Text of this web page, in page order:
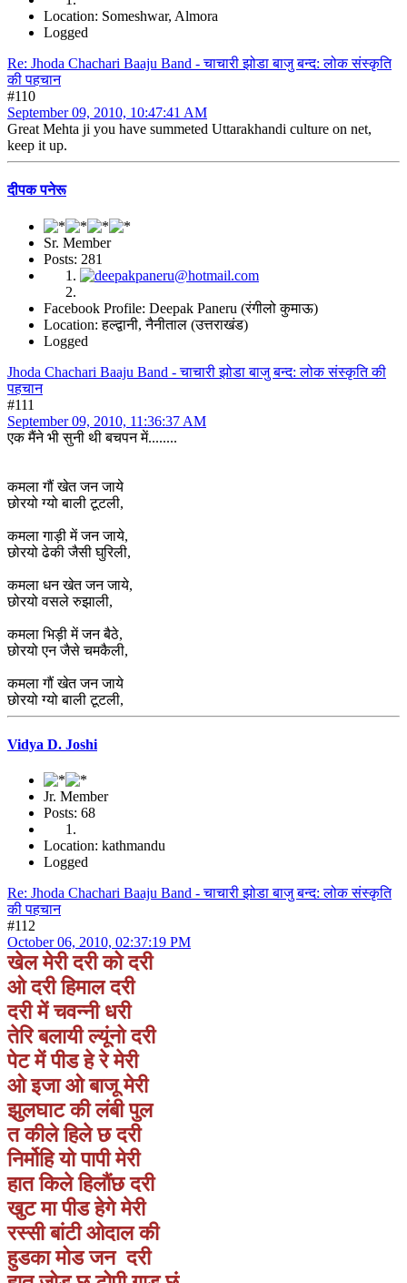
Location: Someshwar, Almora
Logged
Re: Jhoda Chachari Baaju Band - चाचारी झोडा बाजु बन्द: लोक संस्कृति
की पहचान
#110
September 09, 2010, 10:47:41 AM
Great Mehta ji you have summeted Uttarakhandi culture on net,
keep it up.
दीपक पनेरू
Sr. Member
Posts: 281
Facebook Profile: Deepak Paneru (रंगीलो कुमाऊ)
Location: हल्द्वानी, नैनीताल (उत्तराखंड)
Logged
Jhoda Chachari Baaju Band - चाचारी झोडा बाजु बन्द: लोक संस्कृति की
पहचान
#111
September 09, 2010, 11:36:37 AM
एक मैंने भी सुनी थी बचपन में........
कमला गौं खेत जन जाये
छोरयो ग्यो बाली टूटली,
कमला गाड़ी में जन जाये,
छोरयो ढेकी जैसी घुरिली,
कमला धन खेत जन जाये,
छोरयो वसले रुझाली,
कमला भिड़ी में जन बैठे,
छोरयो एन जैसे चमकैली,
कमला गौं खेत जन जाये
छोरयो ग्यो बाली टूटली,
Vidya D. Joshi
Jr. Member
Posts: 68
Location: kathmandu
Logged
Re: Jhoda Chachari Baaju Band - चाचारी झोडा बाजु बन्द: लोक संस्कृति
की पहचान
#112
October 06, 2010, 02:37:19 PM
खेल मेरी दरी को दरी
ओ दरी हिमाल दरी
दरी में चवन्नी धरी
तेरि बलायी ल्यूंनो दरी
पेट में पीड हे रे मेरी
ओ इजा ओ बाजू मेरी
झुलघाट की लंबी पुल
त कीले हिले छ दरी
निर्मोहि यो पापी मेरी
हात किले हिलौंछ दरी
खुट मा पीड हेगे मेरी
रस्सी बांटी ओदाल की
हुडका मोड जन दरी